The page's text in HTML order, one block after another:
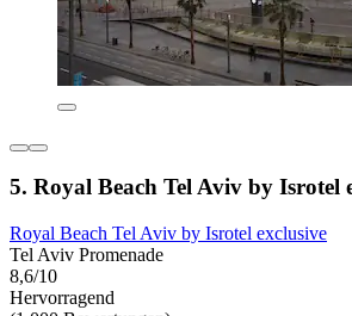
5. Royal Beach Tel Aviv by Isrotel
Royal Beach Tel Aviv by Isrotel exclusive
Tel Aviv Promenade
8,6/10
Hervorragend